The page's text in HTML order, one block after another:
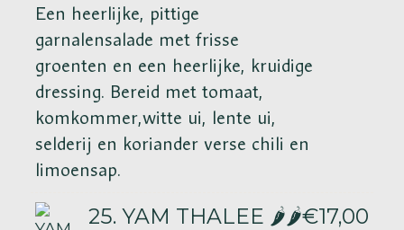
Een heerlijke, pittige
garnalensalade met frisse
groenten en een heerlijke, kruidige
dressing. Bereid met tomaat,
komkommer,witte ui, lente ui,
selderij en koriander verse chili en
limoensap.
25. YAM THALEE 🌶️🌶️€17,00